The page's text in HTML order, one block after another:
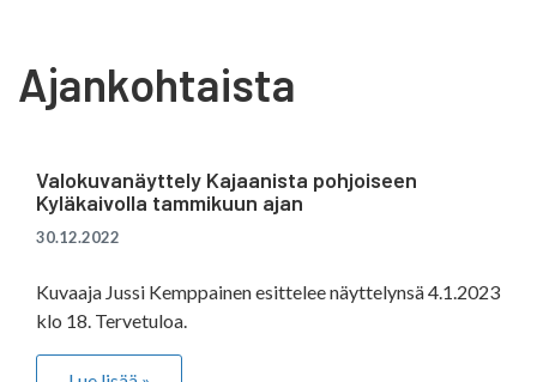
Ajankohtaista
Valokuvanäyttely Kajaanista pohjoiseen
Kyläkaivolla tammikuun ajan
30.12.2022
Kuvaaja Jussi Kemppainen esittelee näyttelynsä 4.1.2023
klo 18. Tervetuloa.